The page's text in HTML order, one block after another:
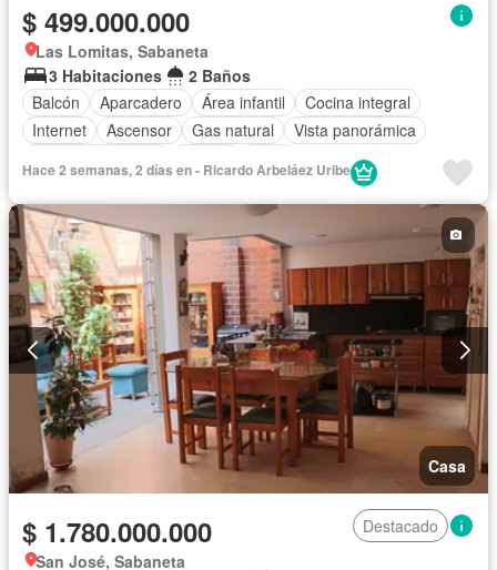
$ 499.000.000
Las Lomitas, Sabaneta
3 Habitaciones
2 Baños
Balcón
Aparcadero Área infantil
Cocina integral
Internet
Ascensor Gas natural
Vista panorámica
Hace 2 semanas, 2 días en - Ricardo Arbeláez Uribe
Casa
$ 1.780.000.000
Destacado
San José, Sabaneta